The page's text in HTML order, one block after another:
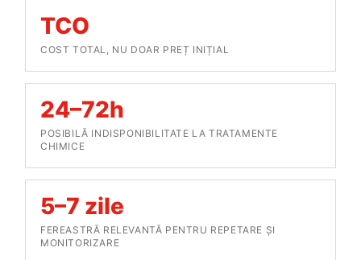
TCO
COST TOTAL, NU DOAR PREȚ INIȚIAL
24–72h
POSIBILĂ INDISPONIBILITATE LA TRATAMENTE
CHIMICE
5–7 zile
FEREASTRĂ RELEVANTĂ PENTRU REPETARE ȘI
MONITORIZARE